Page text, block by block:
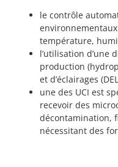
le contrôle
température,
l’utilisation d’une
production
et d’éclairages
une des UCI est
recevoir des
décontamination,
nécessitant des